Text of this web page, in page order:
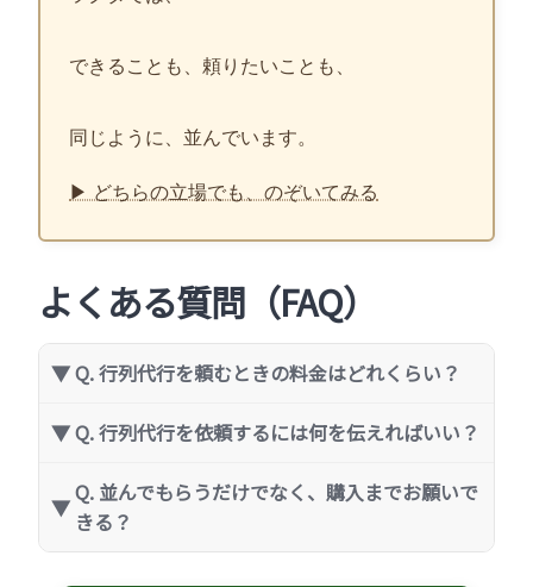
できることも、頼りたいことも、
同じように、並んでいます。
▶ どちらの立場でも、のぞいてみる
よくある質問（FAQ）
Q. 行列代行を頼むときの料金はどれくらい？
Q. 行列代行を依頼するには何を伝えればいい？
Q. 並んでもらうだけでなく、購入までお願いで
きる？